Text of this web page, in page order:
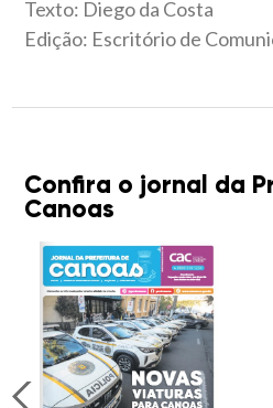
Texto: Diego da Costa
Edição: Escritório de
Confira o jornal da
Canoas